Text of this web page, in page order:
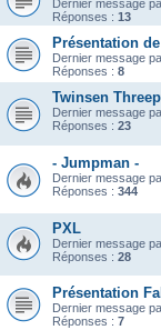
Dernier message
Réponses : 13
Présentation
Dernier message
Réponses : 8
Twinsen
Dernier message
Réponses : 23
- Jumpman -
Dernier message
Réponses : 344
PXL
Dernier message
Réponses : 28
Présentation
Dernier message
Réponses : 7